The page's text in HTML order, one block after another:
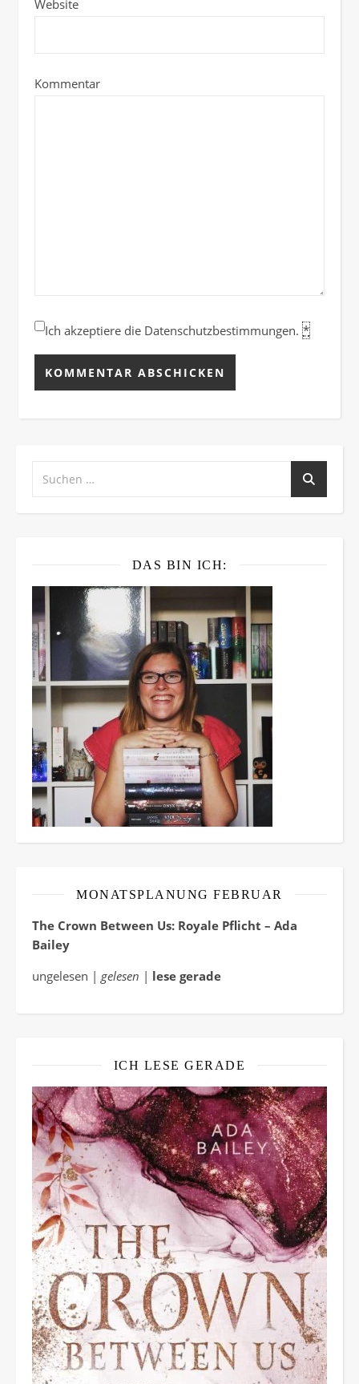
Website
Kommentar
Ich akzeptiere die Datenschutzbestimmungen. *
DAS BIN ICH:
MONATSPLANUNG FEBRUAR
The Crown Between Us: Royale Pflicht – Ada
Bailey
ungelesen | gelesen | lese gerade
ICH LESE GERADE